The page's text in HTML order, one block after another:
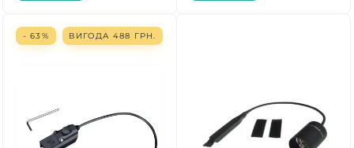
- 63% ВИГОДА 488 ГРН.